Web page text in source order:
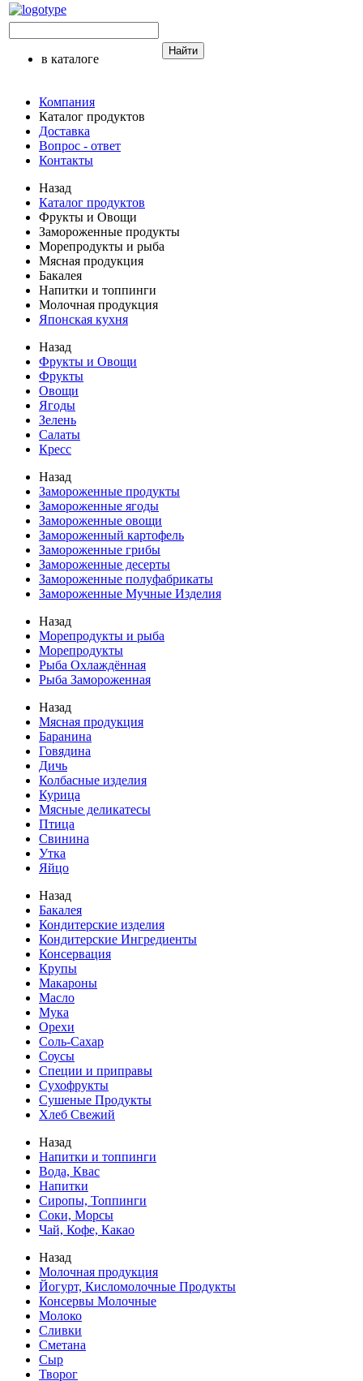
в каталоге
Найти
Компания
Каталог продуктов
Доставка
Вопрос - ответ
Контакты
Назад
Каталог продуктов
Фрукты и Овощи
Замороженные продукты
Морепродукты и рыба
Мясная продукция
Бакалея
Напитки и топпинги
Молочная продукция
Японская кухня
Назад
Фрукты и Овощи
Фрукты
Овощи
Ягоды
Зелень
Салаты
Кресс
Назад
Замороженные продукты
Замороженные ягоды
Замороженные овощи
Замороженный картофель
Замороженные грибы
Замороженные десерты
Замороженные полуфабрикаты
Замороженные Мучные Изделия
Назад
Морепродукты и рыба
Морепродукты
Рыба Охлаждённая
Рыба Замороженная
Назад
Мясная продукция
Баранина
Говядина
Дичь
Колбасные изделия
Курица
Мясные деликатесы
Птица
Свинина
Утка
Яйцо
Назад
Бакалея
Кондитерские изделия
Кондитерские Ингредиенты
Консервация
Крупы
Макароны
Масло
Мука
Орехи
Соль-Сахар
Соусы
Специи и приправы
Сухофрукты
Сушеные Продукты
Хлеб Свежий
Назад
Напитки и топпинги
Вода, Квас
Напитки
Сиропы, Топпинги
Соки, Морсы
Чай, Кофе, Какао
Назад
Молочная продукция
Йогурт, Кисломолочные Продукты
Консервы Молочные
Молоко
Сливки
Сметана
Сыр
Творог